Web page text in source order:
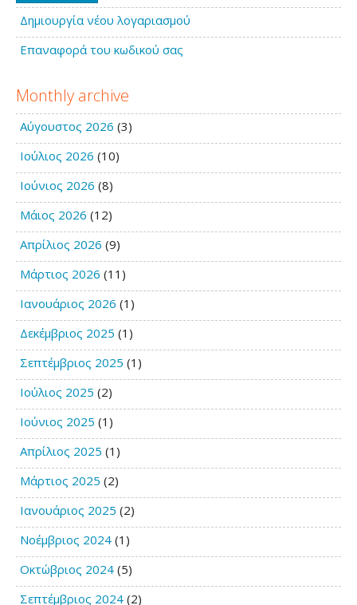
Δημιουργία νέου λογαριασμού
Επαναφορά του κωδικού σας
Monthly archive
Αύγουστος 2026 (3)
Ιούλιος 2026 (10)
Ιούνιος 2026 (8)
Μάιος 2026 (12)
Απρίλιος 2026 (9)
Μάρτιος 2026 (11)
Ιανουάριος 2026 (1)
Δεκέμβριος 2025 (1)
Σεπτέμβριος 2025 (1)
Ιούλιος 2025 (2)
Ιούνιος 2025 (1)
Απρίλιος 2025 (1)
Μάρτιος 2025 (2)
Ιανουάριος 2025 (2)
Νοέμβριος 2024 (1)
Οκτώβριος 2024 (5)
Σεπτέμβριος 2024 (2)